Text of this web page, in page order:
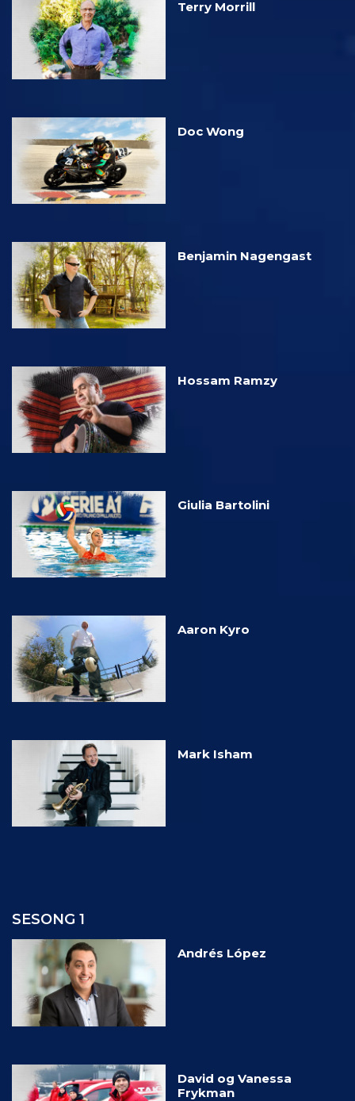
Terry Morrill
Doc Wong
Benjamin Nagengast
Hossam Ramzy
Giulia Bartolini
Aaron Kyro
Mark Isham
SESONG 1
Andrés López
David og Vanessa
Frykman